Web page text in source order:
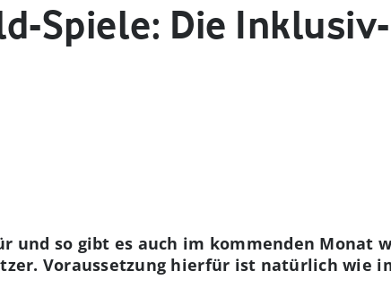
Spiele: Die
und so gibt es auch im kommenden Monat
Voraussetzung hierfür ist natürlich wie